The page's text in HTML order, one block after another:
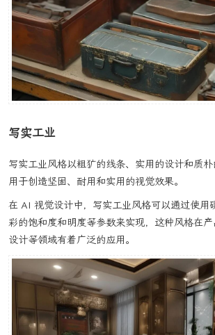
写实工业风格以粗犷的线条、实用的设计和质朴
用于创造坚固、耐用和实用的视觉效果。
在 AI 视觉设计中，写实工业风格可以通过使用
彩的饱和度和明度等参数来实现，这种风格在产
设计等领域有着广泛的应用。